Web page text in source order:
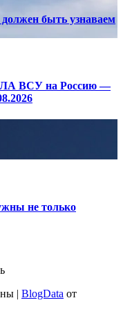
быть узнаваем
ВСУ на Россию —
не только
| BlogData от